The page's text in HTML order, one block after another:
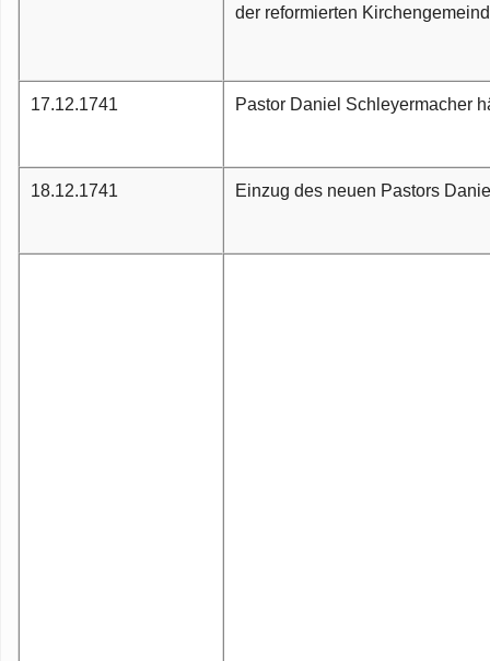
der reformierten
17.12.1741 Pastor Daniel Schleyermacher
18.12.1741 Einzug des neuen Pastors